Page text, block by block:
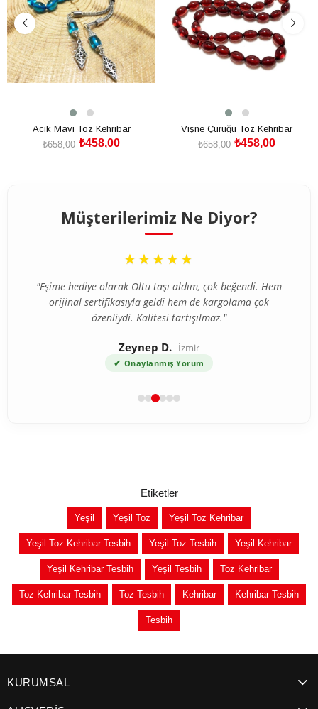
Acık Mavi Toz Kehribar
₺458,00
₺658,00
Vişne Çürüğü Toz Kehribar
₺458,00
₺658,00
Müşterilerimiz Ne Diyor?
“
★★★★★
"Eşime hediye olarak Oltu taşı aldım, çok beğendi. Hem
orijinal sertifikasıyla geldi hem de kargolama çok
özenliydi. Kalitesi tartışılmaz."
Zeynep D. İzmir
✔ Onaylanmış Yorum
Etiketler
Yeşil Yeşil Toz Yeşil Toz Kehribar
Yeşil Toz Kehribar Tesbih Yeşil Toz Tesbih Yeşil Kehribar
Yeşil Kehribar Tesbih Yeşil Tesbih Toz Kehribar
Toz Kehribar Tesbih Toz Tesbih Kehribar Kehribar Tesbih
Tesbih
KURUMSAL